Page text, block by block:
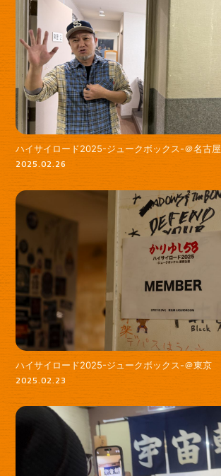
ハイサイロード2025-ジュークボックス-＠名古屋
2025.02.26
ハイサイロード2025-ジュークボックス-＠東京
2025.02.23